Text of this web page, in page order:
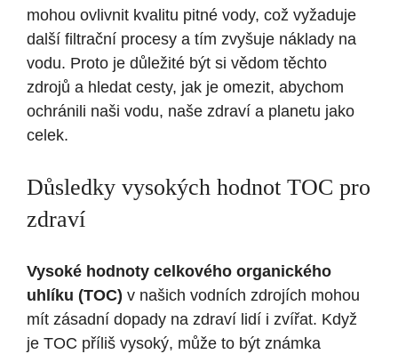
mohou ovlivnit kvalitu pitné vody, což vyžaduje
další filtrační procesy a tím zvyšuje náklady na
vodu. Proto je důležité být si vědom těchto‌
zdrojů a hledat cesty, jak je omezit, abychom
⁢ochránili ⁣naši vodu, ⁣naše zdraví a planetu jako
celek.
Důsledky vysokých hodnot TOC ⁤pro
zdraví
Vysoké hodnoty celkového organického
uhlíku (TOC) v našich vodních zdrojích mohou
mít zásadní dopady na⁣ zdraví lidí i zvířat. Když
je TOC příliš vysoký, může to⁣ být⁢ známka